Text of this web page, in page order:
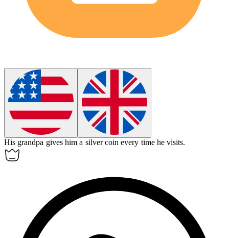
His grandpa gives him a silver coin every time he visits.